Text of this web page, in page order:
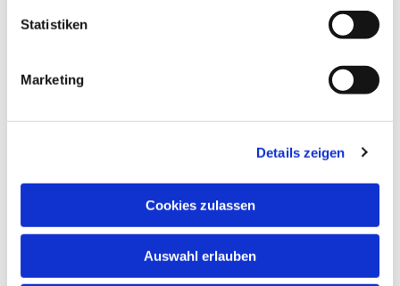
Statistiken
Marketing
Details zeigen
Cookies zulassen
Auswahl erlauben